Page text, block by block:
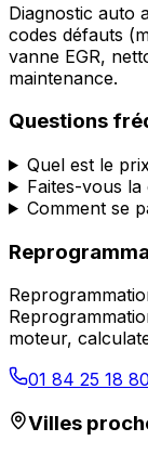
Diagnostic auto
codes défauts
vanne EGR,
maintenance.
Questions
Quel est le
Faites-vous
Comment se
moteur,
01 84 25 18 80
Villes